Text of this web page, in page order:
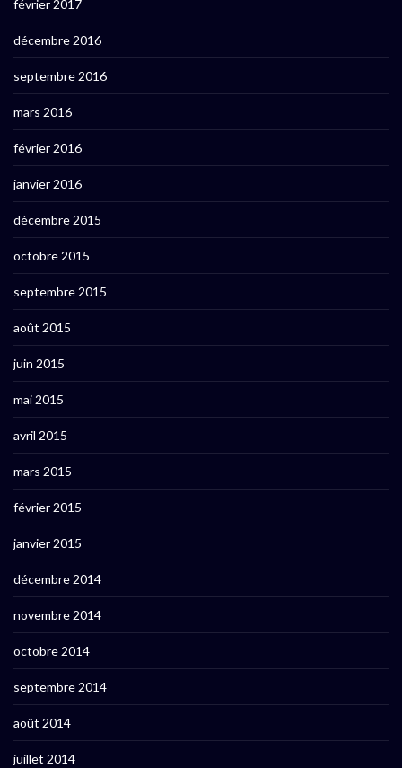
février 2017
décembre 2016
septembre 2016
mars 2016
février 2016
janvier 2016
décembre 2015
octobre 2015
septembre 2015
août 2015
juin 2015
mai 2015
avril 2015
mars 2015
février 2015
janvier 2015
décembre 2014
novembre 2014
octobre 2014
septembre 2014
août 2014
juillet 2014